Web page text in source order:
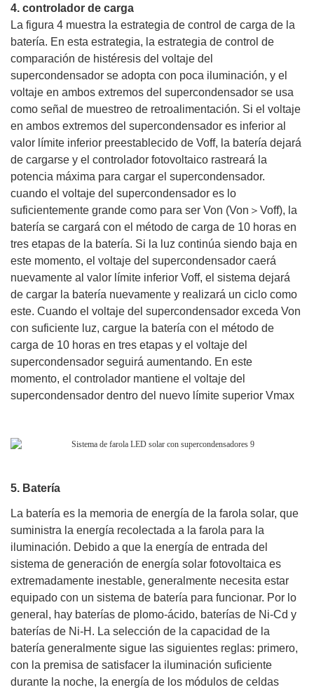
4. controlador de carga
La figura 4 muestra la estrategia de control de carga de la
batería. En esta estrategia, la estrategia de control de
comparación de histéresis del voltaje del
supercondensador se adopta con poca iluminación, y el
voltaje en ambos extremos del supercondensador se usa
como señal de muestreo de retroalimentación. Si el voltaje
en ambos extremos del supercondensador es inferior al
valor límite inferior preestablecido de Voff, la batería dejará
de cargarse y el controlador fotovoltaico rastreará la
potencia máxima para cargar el supercondensador.
cuando el voltaje del supercondensador es lo
suficientemente grande como para ser Von (Von＞Voff), la
batería se cargará con el método de carga de 10 horas en
tres etapas de la batería. Si la luz continúa siendo baja en
este momento, el voltaje del supercondensador caerá
nuevamente al valor límite inferior Voff, el sistema dejará
de cargar la batería nuevamente y realizará un ciclo como
este. Cuando el voltaje del supercondensador exceda Von
con suficiente luz, cargue la batería con el método de
carga de 10 horas en tres etapas y el voltaje del
supercondensador seguirá aumentando. En este
momento, el controlador mantiene el voltaje del
supercondensador dentro del nuevo límite superior Vmax
5. Batería
La batería es la memoria de energía de la farola solar, que
suministra la energía recolectada a la farola para la
iluminación. Debido a que la energía de entrada del
sistema de generación de energía solar fotovoltaica es
extremadamente inestable, generalmente necesita estar
equipado con un sistema de batería para funcionar. Por lo
general, hay baterías de plomo-ácido, baterías de Ni-Cd y
baterías de Ni-H. La selección de la capacidad de la
batería generalmente sigue las siguientes reglas: primero,
con la premisa de satisfacer la iluminación suficiente
durante la noche, la energía de los módulos de celdas